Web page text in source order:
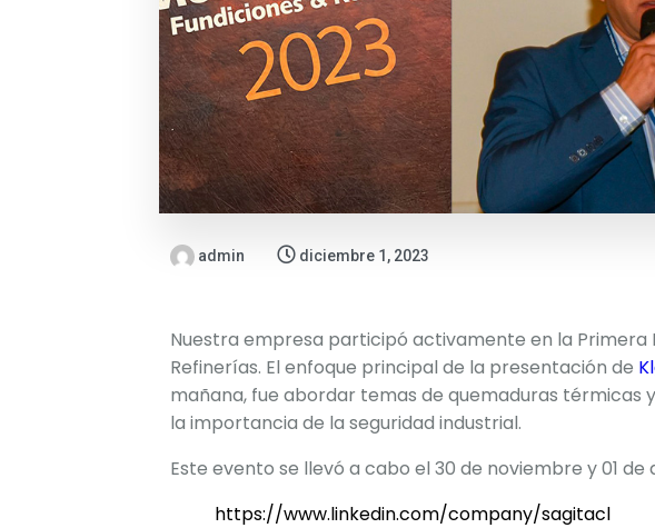
admin diciembre 1, 2023
Nuestra empresa participó activamente en la Primera
Refinerías. El enfoque principal de la presentación de
mañana, fue abordar temas de quemaduras térmicas
la importancia de la seguridad industrial.
Este evento se llevó a cabo el 30 de noviembre y 01 de
https://www.linkedin.com/company/sagitacl